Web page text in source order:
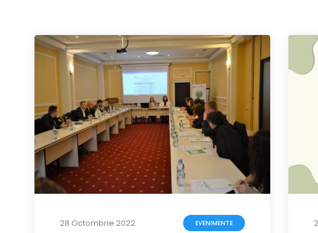
28 Octombrie 2022 EVENIMENTE